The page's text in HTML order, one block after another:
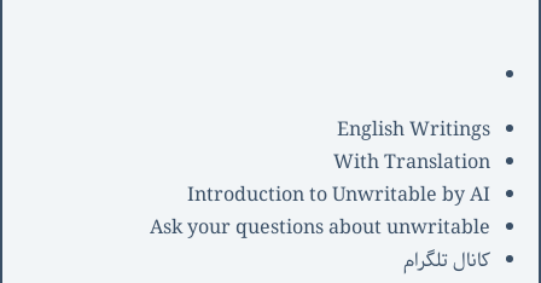
English Writings
With Translation
Introduction to Unwritable by AI
Ask your questions about unwritable
کانال تلگرام